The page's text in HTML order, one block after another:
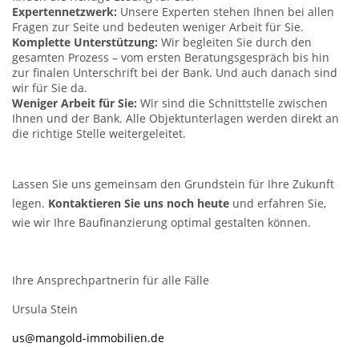
Expertennetzwerk: Unsere Experten stehen Ihnen bei allen
Fragen zur Seite und bedeuten weniger Arbeit für Sie.
Komplette Unterstützung: Wir begleiten Sie durch den
gesamten Prozess – vom ersten Beratungsgespräch bis hin
zur finalen Unterschrift bei der Bank. Und auch danach sind
wir für Sie da.
Weniger Arbeit für Sie: Wir sind die Schnittstelle zwischen
Ihnen und der Bank. Alle Objektunterlagen werden direkt an
die richtige Stelle weitergeleitet.
Lassen Sie uns gemeinsam den Grundstein für Ihre Zukunft
legen. Kontaktieren Sie uns noch heute und erfahren Sie,
wie wir Ihre Baufinanzierung optimal gestalten können.
Ihre Ansprechpartnerin für alle Fälle
Ursula Stein
us@mangold-immobilien.de